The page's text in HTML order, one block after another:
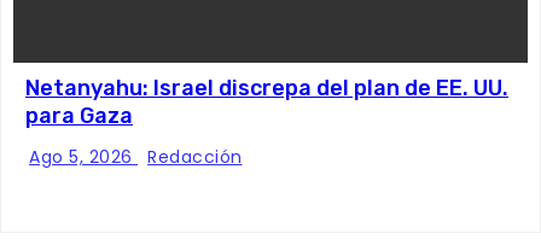
Netanyahu: Israel discrepa del plan de EE. UU.
para Gaza
Ago 5, 2026 Redacción